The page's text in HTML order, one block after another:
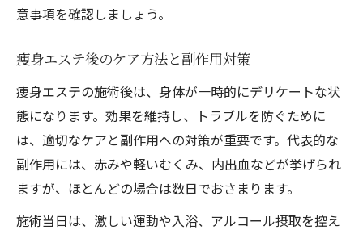
意事項を確認しましょう。
痩身エステ後のケア方法と副作用対策
痩身エステの施術後は、身体が一時的にデリケートな状
態になります。効果を維持し、トラブルを防ぐために
は、適切なケアと副作用への対策が重要です。代表的な
副作用には、赤みや軽いむくみ、内出血などが挙げられ
ますが、ほとんどの場合は数日でおさまります。
施術当日は、激しい運動や入浴、アルコール摂取を控え